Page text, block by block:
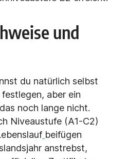
und
du natürlich selbst
aber ein
noch lange nicht.
Niveaustufe (A1-C2)
beifügen
anstrebst,